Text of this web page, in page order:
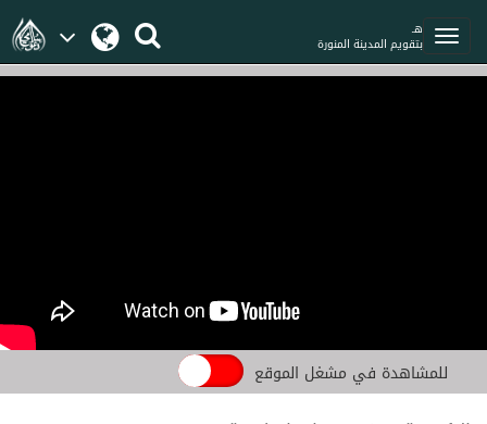
هـ
بتقويم المدينة المنورة
للمشاهدة في مشغل الموقع